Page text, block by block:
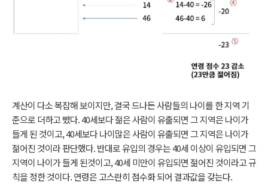
계산이 다소 복잡해 보이지만, 결국 드나든 사람들의 나이를 한 지역 기
준으로 더하고 뺐다. 40세보다 젊은 사람이 유출되면 그 지역은 나이가
들게 된 것이고, 40세보다 나이많은 사람이 유출되면 그 지역은 나이가
젊어진 것이라 판단했다. 반대로 유입의 경우는 40세 이상이 유입되면 그
지역이 나이가 들게 된것이고, 40세 미만이 유입되면 젊어진 것이라고 규
칙을 정한 것이다.연령은 고스란히 점수화 되어 결과값을 갖는다.